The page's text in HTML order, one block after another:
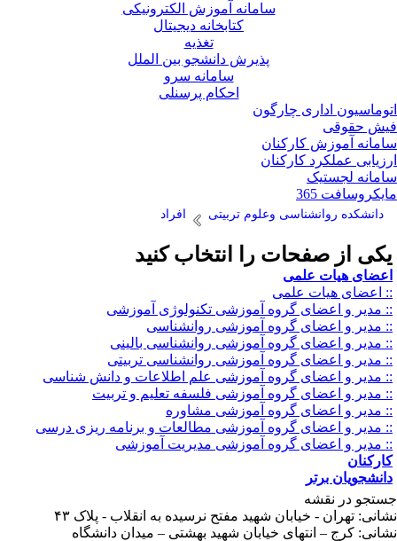
سامانه آموزش الکترونیکی
کتابخانه دیجیتال
تغذیه
پذیرش دانشجو بین الملل
سامانه سرو
احکام پرسنلی
اداری چارگون
حقوقی
آموزش کارکنان
عملکرد کارکنان
لجستیک
365
دانشکده روانشناسی وعلوم تربیتی افراد
از صفحات را انتخاب کنید
هیات علمی
اعضای هیات علمی
مدیر و اعضای گروه آموزشی تکنولوژی آموزشی
مدیر و اعضای گروه آموزشی روانشناسی
مدیر و اعضای گروه آموزشی روانشناسی بالینی
مدیر و اعضای گروه آموزشی روانشناسی تربیتی
مدیر و اعضای گروه آموزشی علم اطلاعات و دانش شناسی
مدیر و اعضای گروه آموزشی فلسفه تعلیم و تربیت
مدیر و اعضای گروه آموزشی مشاوره
مدیر و اعضای گروه آموزشی مطالعات و برنامه ریزی درسی
مدیر و اعضای گروه آموزشی مدیریت آموزشی
برتر
در نقشه
تهران - خیابان شهید مفتح نرسیده به انقلاب - پلاک ۴۳
کرج – انتهای خیابان شهید بهشتی – میدان دانشگاه